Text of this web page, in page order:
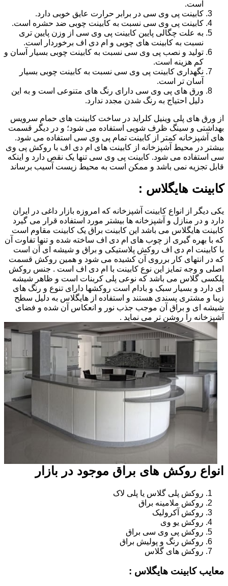
است.
کابینت پی وی سی در برابر حرارت عایق خوبی دارد.
کابینت پی وی سی نسبت به کابینت چوبی ضد حشره است.
به علت چگالی پایین کابینت پی وی سی از وزن پایین تری
نسبت به کابینت های چوبی و ام دی اف برخوردار است.
تولید و نصب پی وی سی نسبت به کابینت چوبی بسیار آسان و
کم هزینه است.
نگهداری کابینت پی وی سی نسبت به کابینت چوبی بسیار
آسان تر است.
ورق های پی وی سی دارای رنگ های متنوعی است و به این
دلیل احتیاج به رنگ شدن مجدد ندارد.
از ورق های پلی وینیل کلراید در ساخت کابینت های حمام سرویس
بهداشتی و سینگ ظرف شویی استفاده می شود؛ و در دیگر قسمت
های آشپزخانه کمتر از کابینت تمام پی وی سی استفاده می شود.
بیشتر در محیط آشپزخانه از کابینت های ام دی اف با روکش پی وی
سی استفاده می شود. کابینت پی وی سی تنها یک نقص دارد و اینکه
قابل تجزیه نمی باشد و ممکن است به محیط زیست آسیب برساند
کابینت هایگلاس :
یکی دیگر از انواع کابینت آشپزخانه که امروزه بازار داغی در ایران
دارد و در منازل و آشپزخانه ها بیشتر مورد استفاده قرار می گیرد
کابینت هایگلاس می باشد این کابینت براق یک کابینت مقاوم است
که با بهره گیری از چوب های ام دی اف ساخته شده و تنها تفاوت آن
با کابینت ام دی اف روکش پلاستیکی و براق و شیشه ای آن است
که در انتهای کار برروی آن کشیده می شود و همین روکش قسمت
اصلی و وجه تمایز این نوع کابینت با ام دی اف است . جنس روکش
پلکسی گلاس می باشد که نوعی پلی کربنات است و ظاهر شیشه
ای دارد و بسیار سبک و بادام است روکشها دارای تنوع و رنگ های
زیبا و مشتری پسندی هستند و استفاده از هایگلاس به دلیل سطح
شیشه ای و براق آن موجب جذب نور و انعکاس آن شده و فضای
آشپزخانه را روشن تر می نماید .
انواع روکش های براق موجود در بازار
روکش پلی گلاس یا پلی لاک
روکش ملامینه براق
روکش آکرولیک
روکش یو وی
روکش پی وی سی براق
روکش رنگ و پولیش براق
روکش های گلاس
معایب کابینت هایگلاس :